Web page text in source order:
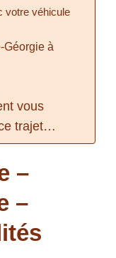
votre véhicule
Géorgie à
vous
trajet…
–
–